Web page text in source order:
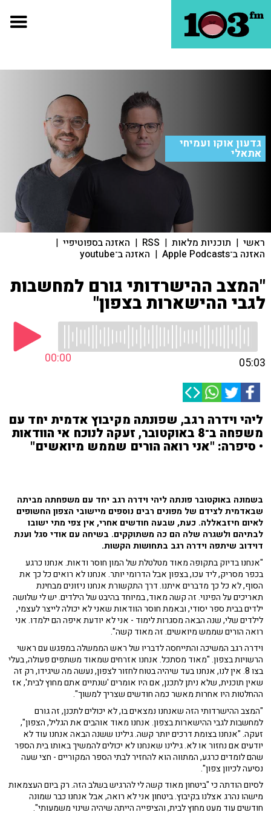
גדעון אוקו ועמיחי
אתאלי
ראשי | תוכניות מלאות |
RSS
| האזנה בספוטיפיי |
האזנה ב־Apple Podcasts | האזנה ב־youtube
"המצב ההישרדותי גורם למחשבות
לגבי ההישארות בצפון"
00:00 05:03
ליהי וידרה רגב, שפונתה מקיבוץ אדמית יחד עם
משפחה ב־8 באוקטובר, זעקה לנוכח אי הוודאות
• סיפרה: "אני רואה הורים שממש מיואשים"
בשמונה באוקטובר פונתה ליהי וידרה רגב יחד עם משפחתה מביתה
שבאדמית לצידם של מפונים רבים נוספים מיישובי הצפון החשופים
לאיום חיזבאללה. כעת, שבעה חודשים אחרי, אין צפי מתי ישובו
לבתיהם ולשגרה שלה הם כה משתוקקים. בשיחה עם אודי סגל וענת
דוידוב שיתפה וידרה רגב בתחושות הקשות.
"אנחנו בדיוק בתקופה מאוד מטלטלת של המון חוסר ודאות. אנחנו כרגע
בכפר מסריק, ליד עכו, בצפון אבל הדרומי יותר. אנחנו לא רואים כל כך את
הסוף, לא כל כך מדברים איתנו. דרך התקשורת אנחנו ניזונים מבחינת
תאריכים על הפינוי. זה קשה מאוד, במיוחד בהיבט של הילדים. יש לי שלושה
ילדים בבית ספר יסודי, ובאמת חוסר הוודאות שאני לא יכולה לייצר לעצמי,
לילדים שלי, שנה הבאה מסגרות לימוד - אני לא יודעת איפה הם ילמדו. אני
רואה הורים שממש מיואשים. זה מאוד קשה".
וידרה רגב המשיכה והתייחסה לדבריו של ראש הממשלה במפגש עם ראשי
הרשויות בצפון. "מאוד מסתכל. אנחנו אזרחים שמאוד משתפים פעולה, בעלי
בצו 8. אין לנו, אנחנו בעד שיהיה בטוח לחזור לצפון, נעשה מה שיגידו, רק זה
שאין תוכנית, שלא ניתן לתכנן, אם היו אומרים 'שנתיים אתם מחוץ לבית', אז
ההחלטות היו אחרות מאשר כמה חודשים שצריך למשוך".
"המצב ההישרדותי הזה שאנחנו נמצאים בו, לא יכולים לתכנן, זה גורם
למחשבות לגבי ההישארות בצפון. אנחנו מאוד אוהבים את הגליל, הצפון",
זעקה. "אנחנו בצומת דרכים יותר קשה. גילינו ששנה הבאה אנחנו עוד לא
יודעים אם נחזור או לא. גילינו שאנחנו לא יכולים להמשיך באותו בית הספר
שהם לומדים כרגע, המתווה הוא להחזיר לבתי הספר המקוריים - חצי שעה
נסיעה לכיוון צפון".
לסיום הודתה כי "ביטחון מאוד קשה לי להרגיש בשלב הזה. רק ביום העצמאות
מישהו נהרג אצלנו בקיבוץ. ביטחון אני לא רואה, אבל אנחנו כבר שמונה
חודשים עוד מעט מחוץ לבית, והציפייה הייתה שיהיה שינוי משמעותי".